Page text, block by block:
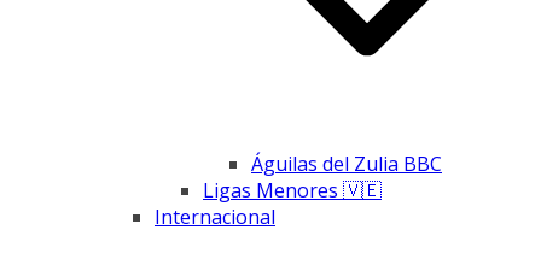
Águilas del Zulia BBC
Ligas Menores 🇻🇪
Internacional